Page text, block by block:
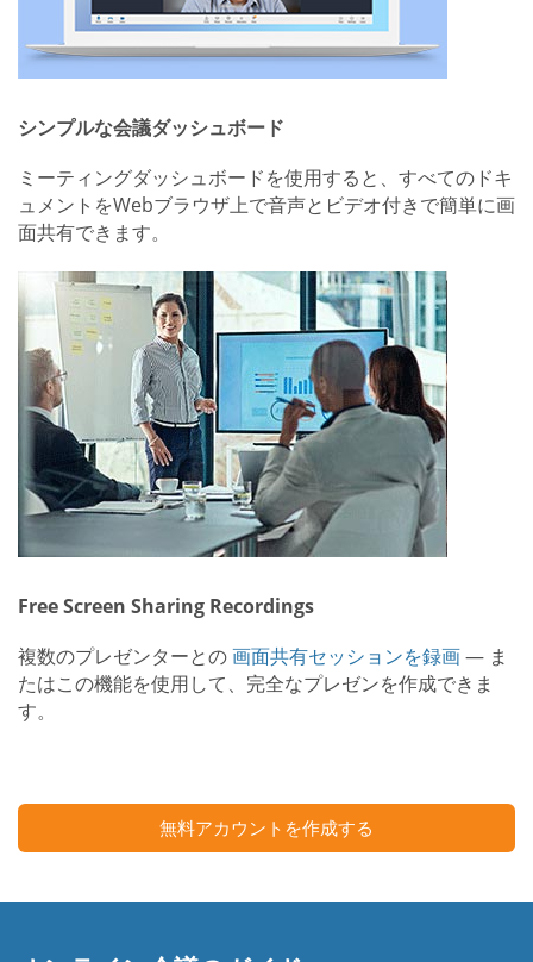
シンプルな会議ダッシュボード
ミーティングダッシュボードを使用すると、すべてのドキ
ュメントをWebブラウザ上で音声とビデオ付きで簡単に画
面共有できます。
Free Screen Sharing Recordings
複数のプレゼンターとの画面共有セッションを録画— ま
たはこの機能を使用して、完全なプレゼンを作成できま
す。
無料アカウントを作成する